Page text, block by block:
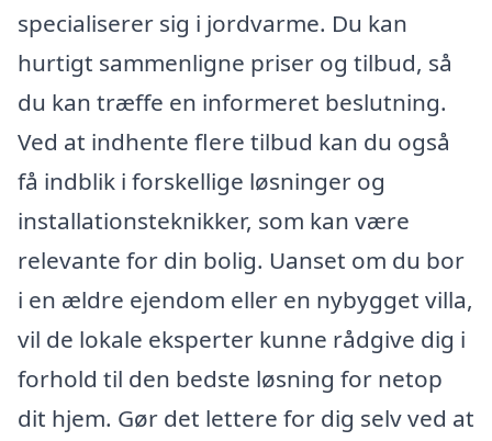
specialiserer sig i jordvarme. Du kan
hurtigt sammenligne priser og tilbud, så
du kan træffe en informeret beslutning.
Ved at indhente flere tilbud kan du også
få indblik i forskellige løsninger og
installationsteknikker, som kan være
relevante for din bolig. Uanset om du bor
i en ældre ejendom eller en nybygget villa,
vil de lokale eksperter kunne rådgive dig i
forhold til den bedste løsning for netop
dit hjem. Gør det lettere for dig selv ved at